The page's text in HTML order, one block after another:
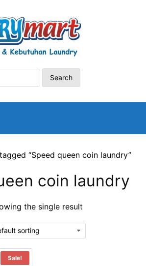
Search
“Speed queen coin laundry”
coin laundry
the single result
Sale!